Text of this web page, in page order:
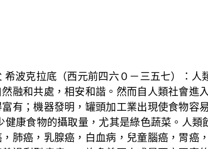
波克拉底（西元前四六０－三五七）：
融和共處，相安和諧。然而自人類社會進
有；機器發明，罐頭加工業出現使食物容
康食物的攝取量，尤其是綠色蔬菜。人
肺癌，乳腺癌，白血病，兒童腦癌，胃癌